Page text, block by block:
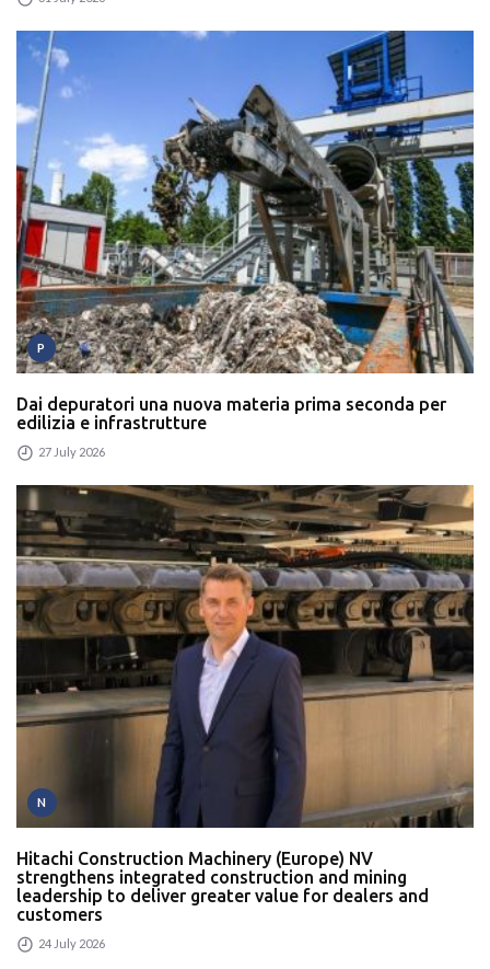
P
Dai depuratori una nuova materia prima seconda per
edilizia e infrastrutture
27 July 2026
N
Hitachi Construction Machinery (Europe) NV
strengthens integrated construction and mining
leadership to deliver greater value for dealers and
customers
24 July 2026